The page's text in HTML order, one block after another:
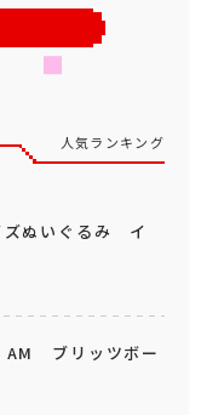
人気ランキング
ぬいぐるみ イ
AM ブリッツボー